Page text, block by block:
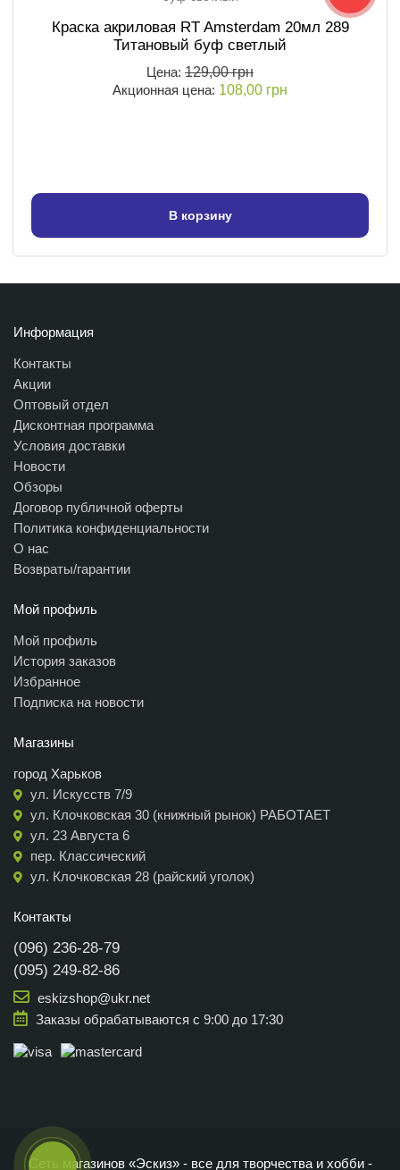
Краска акриловая RT Amsterdam 20мл 289
Титановый буф светлый
Цена: 129,00 грн
Акционная цена: 108,00 грн
В корзину
Информация
Контакты
Акции
Оптовый отдел
Дисконтная программа
Условия доставки
Новости
Обзоры
Договор публичной оферты
Политика конфиденциальности
О нас
Возвраты/гарантии
Мой профиль
Мой профиль
История заказов
Избранное
Подписка на новости
Магазины
город Харьков
ул. Искусств 7/9
ул. Клочковская 30 (книжный рынок) РАБОТАЕТ
ул. 23 Августа 6
пер. Классический
ул. Клочковская 28 (райский уголок)
Контакты
(096) 236-28-79
(095) 249-82-86
eskizshop@ukr.net
Заказы обрабатываются с 9:00 до 17:30
Сеть магазинов «Эскиз» - все для творчества и хобби -